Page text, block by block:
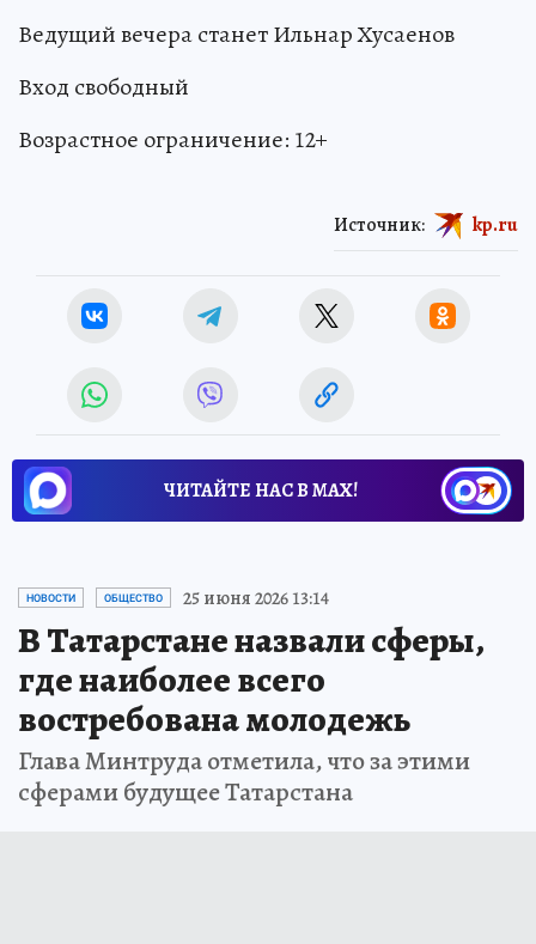
Ведущий вечера станет Ильнар Хусаенов
Вход свободный
Возрастное ограничение: 12+
Источник: kp.ru
ЧИТАЙТЕ НАС В МАХ!
НОВОСТИ ОБЩЕСТВО 25 июня 2026 13:14
В Татарстане назвали сферы,
где наиболее всего
востребована молодежь
Глава Минтруда отметила, что за этими
сферами будущее Татарстана